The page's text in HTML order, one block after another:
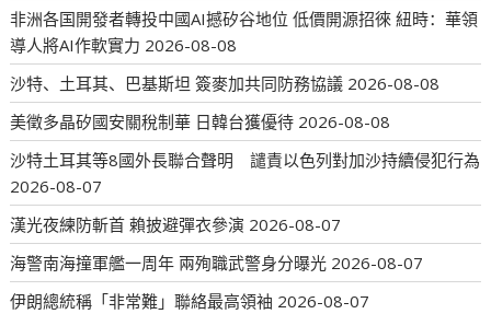
非洲各国開發者轉投中國AI撼矽谷地位 低價開源招徠 紐時：華領
導人將AI作軟實力 2026-08-08
沙特、土耳其、巴基斯坦 簽麥加共同防務協議 2026-08-08
美徵多晶矽國安關稅制華 日韓台獲優待 2026-08-08
沙特土耳其等8國外長聯合聲明 譴責以色列對加沙持續侵犯行為
2026-08-07
漢光夜練防斬首 賴披避彈衣參演 2026-08-07
海警南海撞軍艦一周年 兩殉職武警身分曝光 2026-08-07
伊朗總統稱「非常難」聯絡最高領袖 2026-08-07